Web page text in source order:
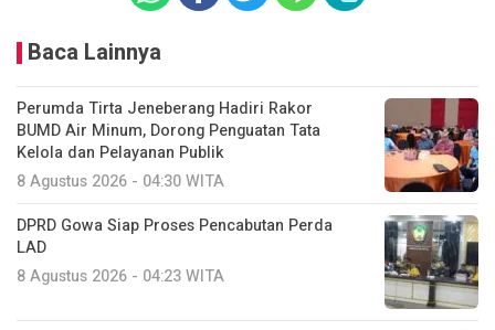
Baca Lainnya
Perumda Tirta Jeneberang Hadiri Rakor
BUMD Air Minum, Dorong Penguatan Tata
Kelola dan Pelayanan Publik
8 Agustus 2026 - 04:30 WITA
DPRD Gowa Siap Proses Pencabutan Perda
LAD
8 Agustus 2026 - 04:23 WITA